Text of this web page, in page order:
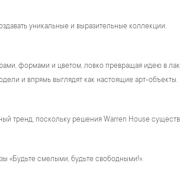
уникальные и выразительные коллекции.
формами и цветом, ловко превращая идею в
и впрямь выглядят как настоящие арт-объекты.
тренд, поскольку решения Warren House
«Будьте смелыми, будьте свободными!».